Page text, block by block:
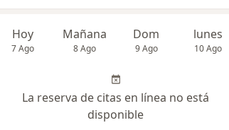
Hoy
7 Ago
Mañana
8 Ago
Dom
9 Ago
lunes
10 Ago
La reserva de citas en línea no está
disponible